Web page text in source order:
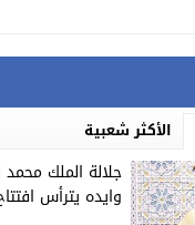
الأكثر شعبية
جلالة الملك
وايده يترأس